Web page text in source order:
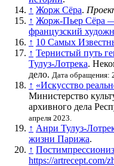
↑ Жорж Сёра.
↑ Жорж-Пьер Сёра —
французский
↑ 10 Самых
↑ Тернистый путь
Тулуз-Лотрека.
дело. Дата обращения:
↑ «Искусство
Министерство
архивного дела
апреля 2023.
↑ Анри Тулуз-
жизни Парижа.
↑
https://artrecept.com/